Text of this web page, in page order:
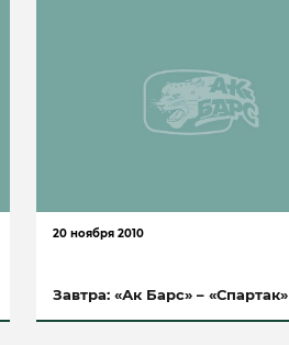
20 ноября 2010
Завтра: «Ак Барс» – «Спартак»